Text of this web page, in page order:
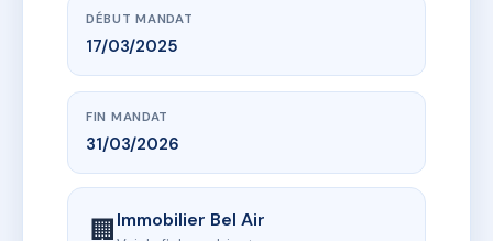
DÉBUT MANDAT
17/03/2025
FIN MANDAT
31/03/2026
🏢Immobilier Bel Air